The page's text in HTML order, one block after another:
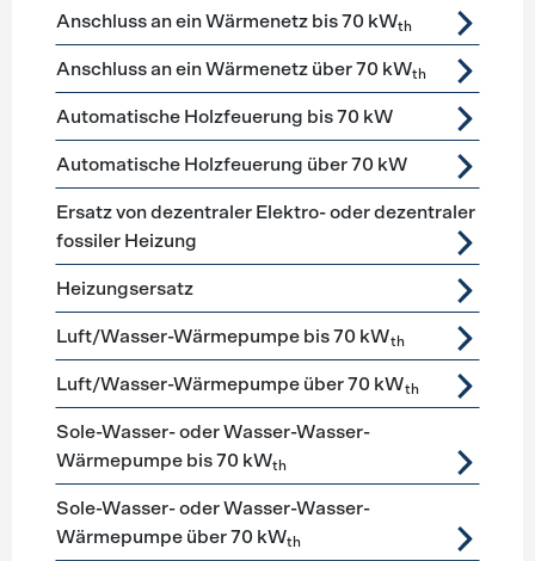
Förderprogramme Heizung
Anschluss an ein Wärmenetz bis 70 kWth
Anschluss an ein Wärmenetz über 70 kWth
Automatische Holzfeuerung bis 70 kW
Automatische Holzfeuerung über 70 kW
Ersatz von dezentraler Elektro- oder dezentraler
fossiler Heizung
Heizungsersatz
Luft/Wasser-Wärmepumpe bis 70 kWth
Luft/Wasser-Wärmepumpe über 70 kWth
Sole-Wasser- oder Wasser-Wasser-
Wärmepumpe bis 70 kWth
Sole-Wasser- oder Wasser-Wasser-
Wärmepumpe über 70 kWth